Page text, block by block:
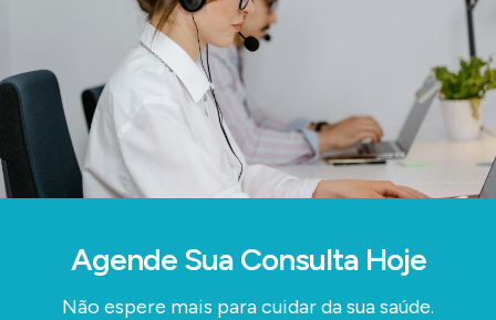
Agende Sua Consulta Hoje
Não espere mais para cuidar da sua saúde.